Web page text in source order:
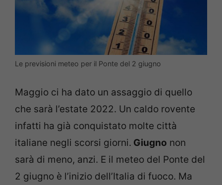
Le previsioni meteo per il Ponte del 2 giugno
Maggio ci ha dato un assaggio di quello
che sarà l’estate 2022. Un caldo rovente
infatti ha già conquistato molte città
italiane negli scorsi giorni. Giugno non
sarà di meno, anzi. E il meteo del Ponte del
2 giugno è l’inizio dell’Italia di fuoco. Ma